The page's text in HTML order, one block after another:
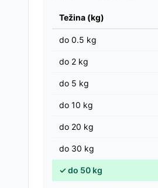
Težina (kg)
do 0.5 kg
do 2 kg
do 5 kg
do 10 kg
do 20 kg
do 30 kg
✓do 50 kg